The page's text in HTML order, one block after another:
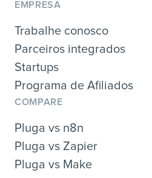
EMPRESA
Trabalhe conosco
Parceiros integrados
Startups
Programa de Afiliados
COMPARE
Pluga vs n8n
Pluga vs Zapier
Pluga vs Make